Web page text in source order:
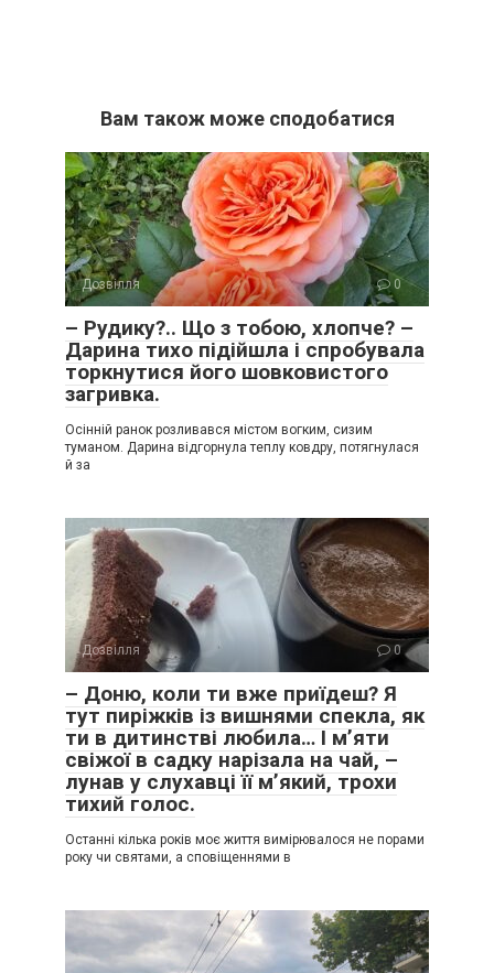
Вам також може сподобатися
Дозвілля 0
– Рудику?.. Що з тобою, хлопче? –
Дарина тихо підійшла і спробувала
торкнутися його шовковистого
загривка.
Осінній ранок розливався містом вогким, сизим
туманом. Дарина відгорнула теплу ковдру, потягнулася
й за
Дозвілля 0
– Доню, коли ти вже приїдеш? Я
тут пиріжків із вишнями спекла, як
ти в дитинстві любила… І м’яти
свіжої в садку нарізала на чай, –
лунав у слухавці її м’який, трохи
тихий голос.
Останні кілька років моє життя вимірювалося не порами
року чи святами, а сповіщеннями в